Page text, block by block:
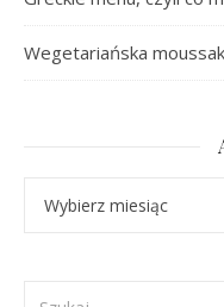
Wegetariańska